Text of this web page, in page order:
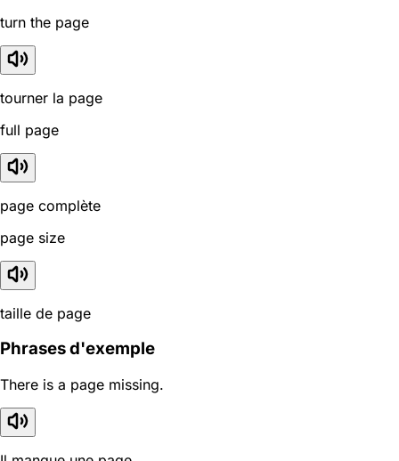
turn the page
tourner la page
full page
page complète
page size
taille de page
Phrases d'exemple
There is a page missing.